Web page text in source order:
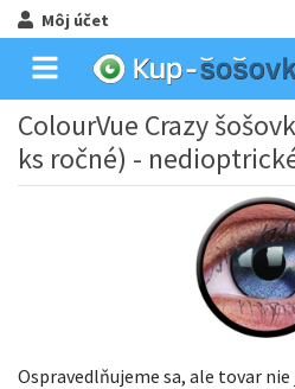
Môj účet
ColourVue Crazy
ks ročné) -
Ospravedlňujeme sa, ale tovar